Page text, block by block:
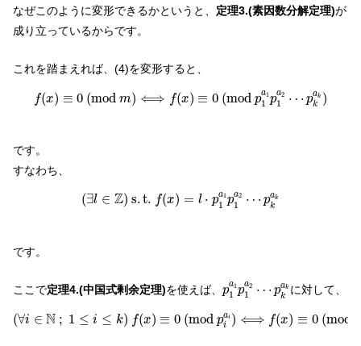
なぜこのように変形できるかというと、 定理3.(素因数分解定理)が
成り立っているからです。
これを踏まえれば、(4)を変形すると、
f(x) ≡ 0 (mod m) ⟺ f(x) ≡ 0 (mod pa1
1 pa2
1 ⋯ pak
k )
f(x )≡ (m m ⟺ ≡0 (m d p 1p 1a 2⋯ ak)
です。
すなわち、
(∃l ∈ Z) s.t. f(x) = l ⋅ pa1
1 pa2
1 ⋯ pak
k
(∃l Z) . (x) = 1a p1 a2 ka
です。
ここで定理4.(中国式剰余定理)を使えば、 pa1
1 pa2
1 ⋯ pak
k
p1 1p ⋯ k ak
に対して、
(∀i ∈ N ; 1 ≤ i ≤ k) f(x) ≡ 0 (mod pai
i ) ⟺ f(x) ≡ 0 (mod
(∀ ∈N ; ≤i ≤ ) f( x )≡ od i) ⟺ (mo p1a